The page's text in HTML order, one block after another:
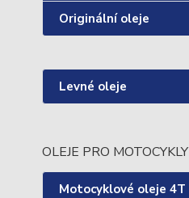
Originální oleje
Levné oleje
OLEJE PRO MOTOCYKLY
Motocyklové oleje 4T